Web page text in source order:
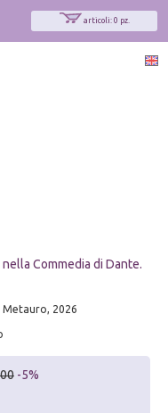
articoli: 0 pz.
Commedia di Dante.
Metauro, 2026
-5%